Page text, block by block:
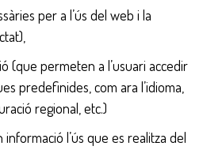
per a l’ús del web i la
(que permeten a l’usuari accedir
predefinides, com ara l’idioma,
regional, etc.)
informació l’ús que es realitza del